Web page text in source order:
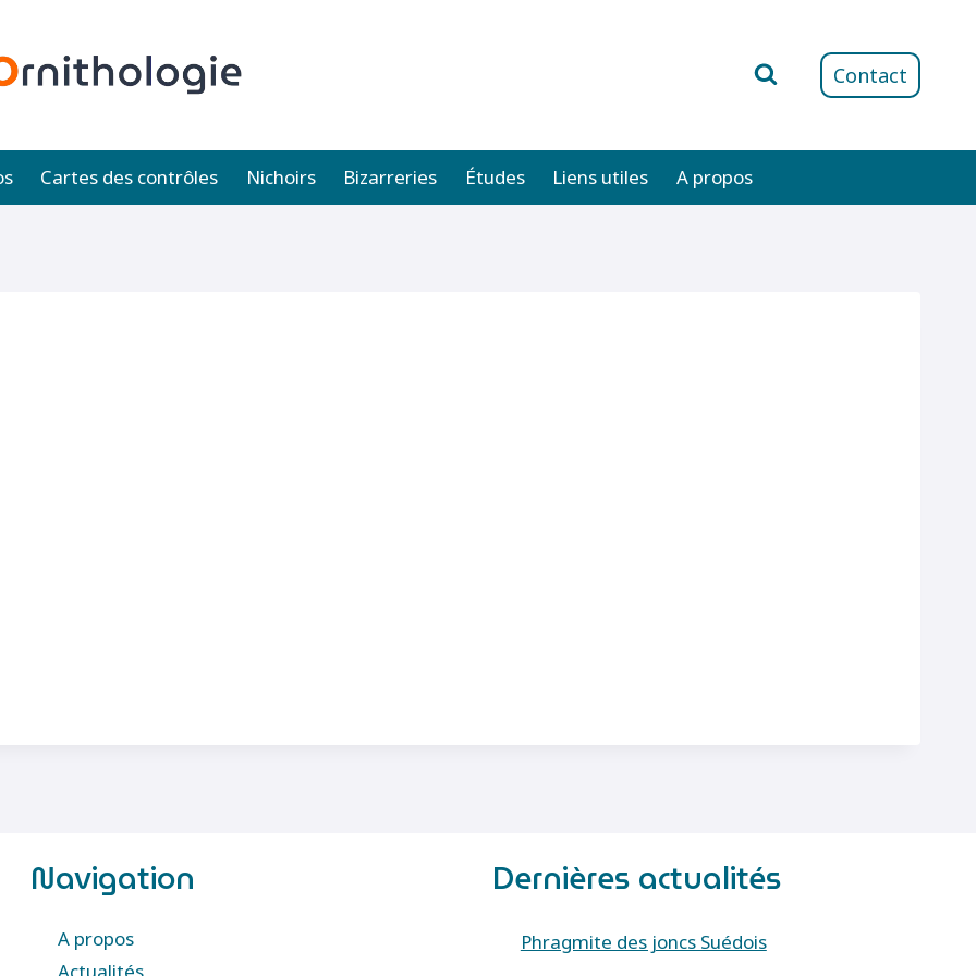
Contact
Cartes des contrôles Nichoirs Bizarreries Études Liens utiles A propos
Navigation
A propos
Dernières actualités
Phragmite des joncs Suédois